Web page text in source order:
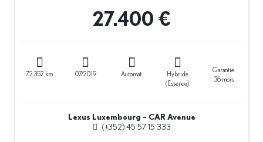
27.400 €
72.352 km 07/2019 Automat.
Hybride
(Essence)
Garantie
36 mois
Lexus Luxembourg – CAR Avenue
(+352) 45 57 15 333